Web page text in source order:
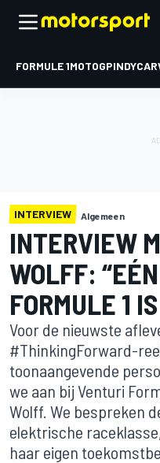
FORMULE 1MOTOGPINDYCAR
INTERVIEW Algemeen
INTERVIEW
WOLFF:
FORMULE 1
Voor de nieuwste
#ThinkingForward-
toonaangevende
we aan bij Venturi
Wolff. We bespreken
elektrische
haar eigen